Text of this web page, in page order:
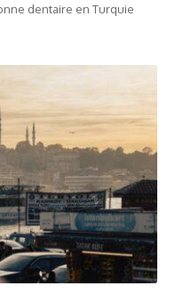
dentaire en Turquie